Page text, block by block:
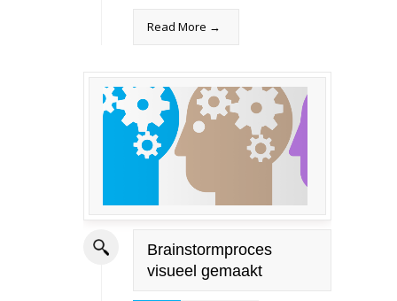
Read More →
Brainstormproces
visueel gemaakt